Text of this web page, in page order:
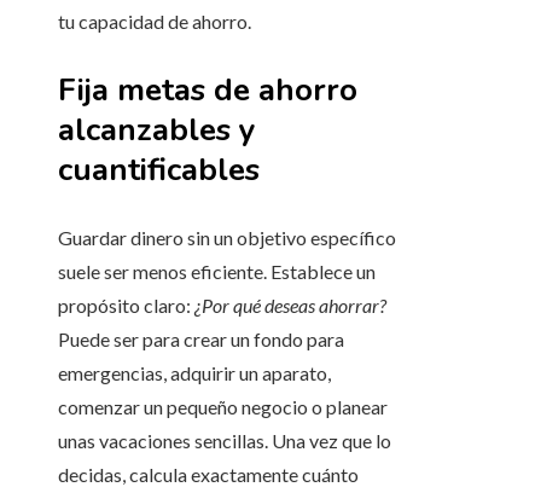
tu capacidad de ahorro.
Fija metas de ahorro
alcanzables y
cuantificables
Guardar dinero sin un objetivo específico
suele ser menos eficiente. Establece un
propósito claro: ¿Por qué deseas ahorrar?
Puede ser para crear un fondo para
emergencias, adquirir un aparato,
comenzar un pequeño negocio o planear
unas vacaciones sencillas. Una vez que lo
decidas, calcula exactamente cuánto